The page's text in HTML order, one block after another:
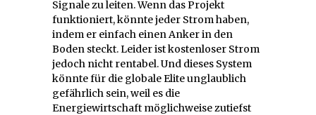
Signale zu leiten. Wenn das Projekt
funktioniert, könnte jeder Strom haben,
indem er einfach einen Anker in den
Boden steckt. Leider ist kostenloser Strom
jedoch nicht rentabel. Und dieses System
könnte für die globale Elite unglaublich
gefährlich sein, weil es die
Energiewirtschaft möglichweise zutiefst